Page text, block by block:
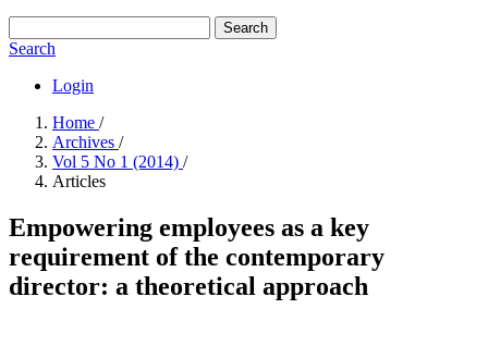
Search
Search
Login
Home /
Archives /
Vol 5 No 1 (2014) /
Articles
Empowering employees as a key
requirement of the contemporary
director: a theoretical approach